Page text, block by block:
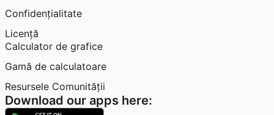
Confidențialitate
Licență
Calculator de grafice
Gamă de calculatoare
Resursele Comunității
Download our apps here: